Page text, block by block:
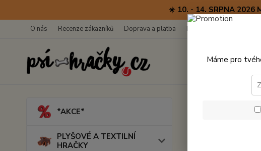
☀️ 10. - 14. SRPNA 2026
O nás Recenze zákazníků Doprava a platba Kontakty
*AKCE*
PLYŠOVÉ A TEXTILNÍ
HRAČKY
Máme pro